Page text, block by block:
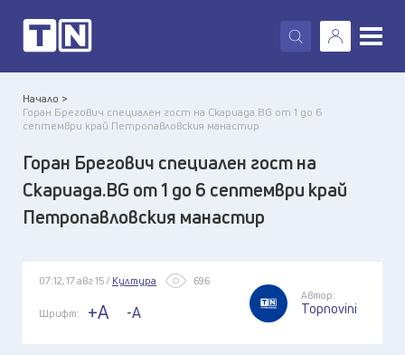
X
Начало >
Горан Брегович специален гост на Скариада.BG от 1 до 6
септември край Петропавловския манастир
Горан Брегович специален гост на
Скариада.BG от 1 до 6 септември край
Петропавловския манастир
07:12, 17 авг 15 / Култура 696
Шрифт: +A -A
Автор:
Topnovini